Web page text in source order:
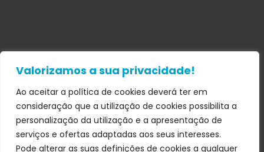
Valorizamos a sua privacidade!
Ao aceitar a política de cookies deverá ter em
consideração que a utilização de cookies possibilita a
personalização da utilização e a apresentação de
serviços e ofertas adaptadas aos seus interesses.
Pode alterar as suas definições de cookies a qualquer